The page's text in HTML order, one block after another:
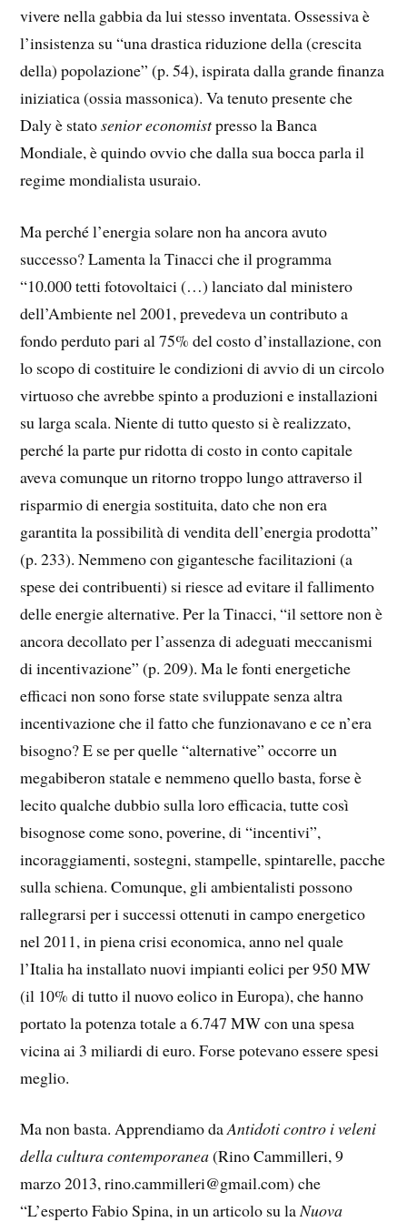
vivere nella gabbia da lui stesso inventata. Ossessiva è
l’insistenza su “una drastica riduzione della (crescita
della) popolazione” (p. 54), ispirata dalla grande finanza
iniziatica (ossia massonica). Va tenuto presente che
Daly è statosenior economistpresso la Banca
Mondiale, è quindo ovvio che dalla sua bocca parla il
regime mondialista usuraio.
Ma perché l’energia solare non ha ancora avuto
successo? Lamenta la Tinacci che il programma
“10.000 tetti fotovoltaici (…) lanciato dal ministero
dell’Ambiente nel 2001, prevedeva un contributo a
fondo perduto pari al 75% del costo d’installazione, con
lo scopo di costituire le condizioni di avvio di un circolo
virtuoso che avrebbe spinto a produzioni e installazioni
su larga scala. Niente di tutto questo si è realizzato,
perché la parte pur ridotta di costo in conto capitale
aveva comunque un ritorno troppo lungo attraverso il
risparmio di energia sostituita, dato che non era
garantita la possibilità di vendita dell’energia prodotta”
(p. 233). Nemmeno con gigantesche facilitazioni (a
spese dei contribuenti) si riesce ad evitare il fallimento
delle energie alternative. Per la Tinacci, “il settore non è
ancora decollato per l’assenza di adeguati meccanismi
di incentivazione” (p. 209). Ma le fonti energetiche
efficaci non sono forse state sviluppate senza altra
incentivazione che il fatto che funzionavano e ce n’era
bisogno? E se per quelle “alternative” occorre un
megabiberon statale e nemmeno quello basta, forse è
lecito qualche dubbio sulla loro efficacia, tutte così
bisognose come sono, poverine, di “incentivi”,
incoraggiamenti, sostegni, stampelle, spintarelle, pacche
sulla schiena. Comunque, gli ambientalisti possono
rallegrarsi per i successi ottenuti in campo energetico
nel 2011, in piena crisi economica, anno nel quale
l’Italia ha installato nuovi impianti eolici per 950 MW
(il 10% di tutto il nuovo eolico in Europa), che hanno
portato la potenza totale a 6.747 MW con una spesa
vicina ai 3 miliardi di euro. Forse potevano essere spesi
meglio.
Ma non basta. Apprendiamo daAntidoti contro i veleni
della cultura contemporanea(Rino Cammilleri, 9
marzo 2013, rino.cammilleri@gmail.com) che
“L’esperto Fabio Spina, in un articolo su laNuova